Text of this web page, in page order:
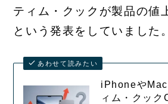
ティム・クックが製品の値
という発表をしていました。
あわせて読みたい
iPhoneや
ィム・クック